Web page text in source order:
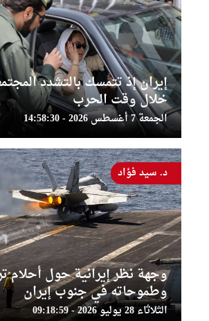
إيران إذ تتمسك بالتشدد
خلال وقت الحرب
الجمعة 7 أغسطس 2026 - 14:58:30
وجهة نظر إيرانية حول أحلام
وطموحاته في جنوب إيران
الثلاثاء 28 يوليو 2026 - 09:18:59
د. سيد فؤاد